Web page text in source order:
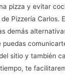
pizza y evitar
Pizzería Carlos.
demás
puedas
sitio y también
te